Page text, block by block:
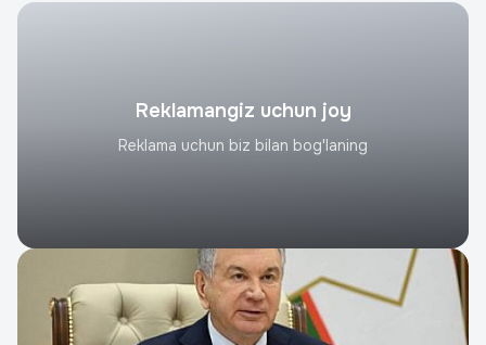
Reklamangiz uchun joy
Reklama uchun biz bilan bog'laning